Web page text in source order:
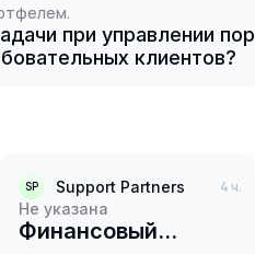
при управлении
клиентов?
SP Support Partners
4 ч.
Не указана
Финансовый